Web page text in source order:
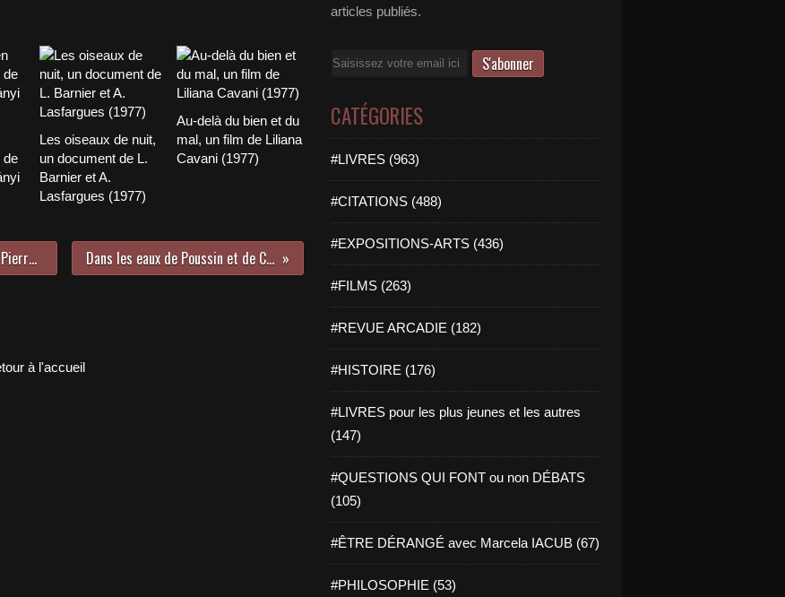
de
Les oiseaux de nuit,
un document de L.
Barnier et A.
Lasfargues (1977)
Au-delà du bien et du
mal, un film de Liliana
Cavani (1977)
La vie amoureuse de Jean Valjean par Pierre Gripari Dans les eaux de Poussin et de Courbet
à l'accueil
articles publiés.
Email
CATÉGORIES
#LIVRES (963)
#CITATIONS (488)
#EXPOSITIONS-ARTS (436)
#FILMS (263)
#REVUE ARCADIE (182)
#HISTOIRE (176)
#LIVRES pour les plus jeunes et les autres
(147)
#QUESTIONS QUI FONT ou non DÉBATS
(105)
#ÊTRE DÉRANGÉ avec Marcela IACUB (67)
#PHILOSOPHIE (53)